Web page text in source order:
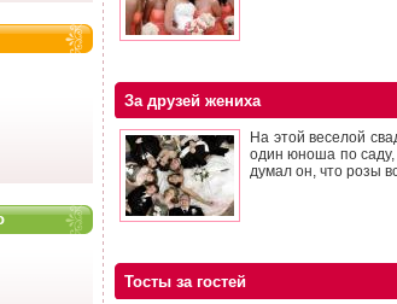
За друзей жениха
На этой веселой
один юноша по
думал он, что розы
Тосты за гостей